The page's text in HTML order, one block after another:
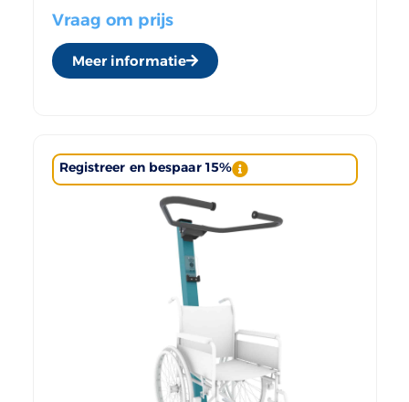
Vraag om prijs
Meer informatie
Registreer en bespaar 15%